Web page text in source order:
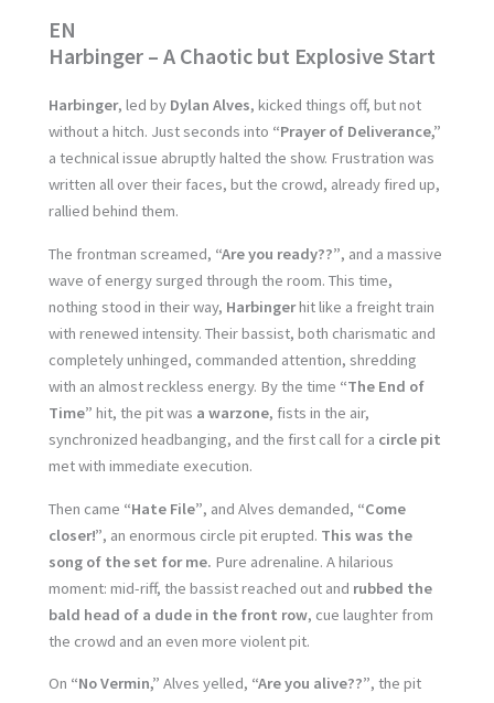
EN
Harbinger – A Chaotic but Explosive Start
Harbinger, led by Dylan Alves, kicked things off, but not
without a hitch. Just seconds into “Prayer of Deliverance,”
a technical issue abruptly halted the show. Frustration was
written all over their faces, but the crowd, already fired up,
rallied behind them.
The frontman screamed, “Are you ready??”, and a massive
wave of energy surged through the room. This time,
nothing stood in their way, Harbingerhit like a freight train
with renewed intensity. Their bassist, both charismatic and
completely unhinged, commanded attention, shredding
with an almost reckless energy. By the time “The End of
Time” hit, the pit was a warzone, fists in the air,
synchronized headbanging, and the first call for a circle pit
met with immediate execution.
Then came “Hate File”, and Alves demanded, “Come
closer!”, an enormous circle pit erupted. This was the
song of the set for me. Pure adrenaline. A hilarious
moment: mid-riff, the bassist reached out and rubbed the
bald head of a dude in the front row, cue laughter from
the crowd and an even more violent pit.
On “No Vermin,” Alves yelled, “Are you alive??”, the pit